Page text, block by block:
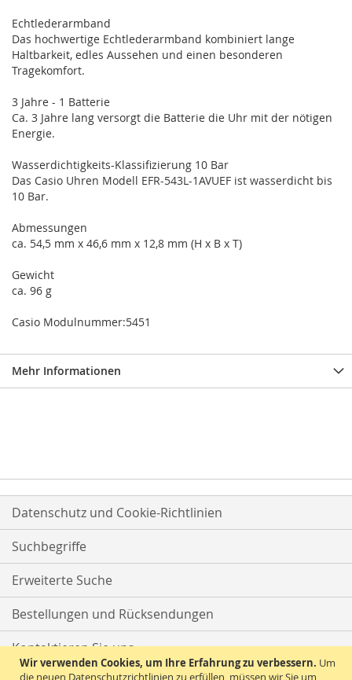
Wir verwenden Cookies, um Ihre Erfahrung zu verbessern. Um
die neuen Datenschutzrichtlinien zu erfüllen, müssen wir Sie um
Echtlederarmband
Das hochwertige Echtlederarmband kombiniert lange
Haltbarkeit, edles Aussehen und einen besonderen
Tragekomfort.
3 Jahre - 1 Batterie
Ca. 3 Jahre lang versorgt die Batterie die Uhr mit der nötigen
Energie.
Wasserdichtigkeits-Klassifizierung 10 Bar
Das Casio Uhren Modell EFR-543L-1AVUEF ist wasserdicht bis
10 Bar.
Abmessungen
ca. 54,5 mm x 46,6 mm x 12,8 mm (H x B x T)
Gewicht
ca. 96 g
Casio Modulnummer:5451
Mehr Informationen
Datenschutz und Cookie-Richtlinien
Suchbegriffe
Erweiterte Suche
Bestellungen und Rücksendungen
Kontaktieren Sie uns